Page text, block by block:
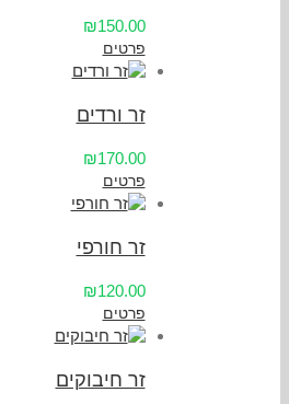
₪150.00
פרטים
זר ורדים
₪170.00
פרטים
זר חורפי
₪120.00
פרטים
זר חיבוקים